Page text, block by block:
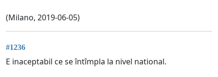
(Milano, 2019-06-05)
#1236
E inaceptabil ce se întîmpla la nivel national.